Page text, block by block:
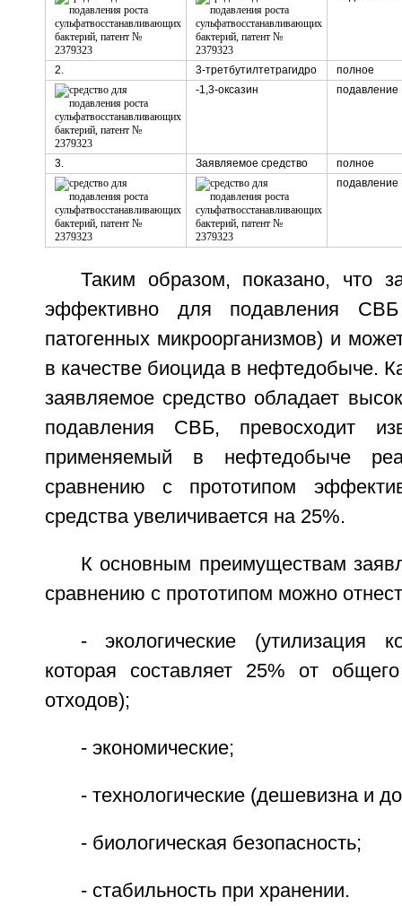
2. 3-третбутилтетрагидро
полное
-1,3-оксазин
подавление
3. Заявляемое средство
полное
подавление
Таким образом, показано, что
эффективно для подавления СВБ
патогенных микроорганизмов) и
в качестве биоцида в нефтедобыче.
заявляемое средство обладает
подавления СВБ, превосходит
применяемый в нефтедобыче
сравнению с прототипом
средства увеличивается на 25%.
К основным преимуществам
сравнению с прототипом можно
- экологические (утилизация
которая составляет 25% от
отходов);
- экономические;
- технологические (дешевизна и
- биологическая безопасность;
- стабильность при хранении.